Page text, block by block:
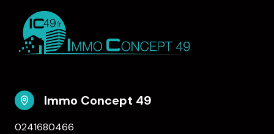
Immo Concept 49
0241680466